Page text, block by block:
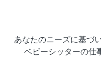
あなたのニーズに基づ
ベビーシッターの仕